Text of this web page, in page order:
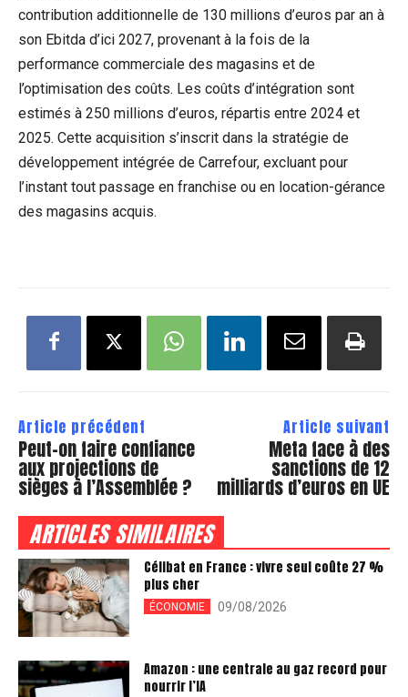
contribution additionnelle de 130 millions d’euros par an à
son Ebitda d’ici 2027, provenant à la fois de la
performance commerciale des magasins et de
l’optimisation des coûts. Les coûts d’intégration sont
estimés à 250 millions d’euros, répartis entre 2024 et
2025. Cette acquisition s’inscrit dans la stratégie de
développement intégrée de Carrefour, excluant pour
l’instant tout passage en franchise ou en location-gérance
des magasins acquis.
Article précédent
Peut-on faire confiance
aux projections de
sièges à l’Assemblée ?
Article suivant
Meta face à des
sanctions de 12
milliards d’euros en UE
ARTICLES SIMILAIRES
Célibat en France : vivre seul coûte 27 %
plus cher
ÉCONOMIE 09/08/2026
Amazon : une centrale au gaz record pour
nourrir l’IA